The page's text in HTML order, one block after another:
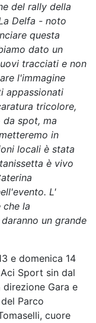
del rally della
Delfa - noto
questa
dato un
tracciati e non
l'immagine
appassionati
tricolore,
spot, ma
in
locali è stata
è vivo
L'
la
un grande
e domenica 14
Sport sin dal
Gara e
Parco
cuore